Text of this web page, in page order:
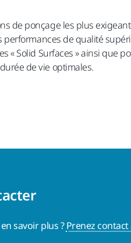
de ponçage les plus
de qualité
« Solid Surfaces » ainsi
de vie optimales.
savoir plus ?Prenez